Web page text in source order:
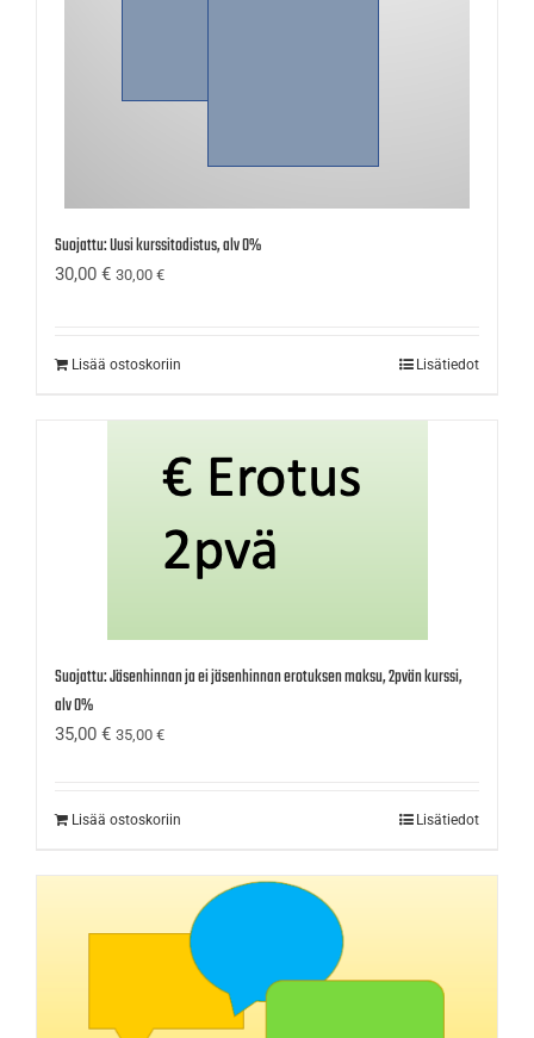
Suojattu: Uusi kurssitodistus, alv 0%
30,00 € 30,00 €
Lisää ostoskoriin Lisätiedot
Suojattu: Jäsenhinnan ja ei jäsenhinnan erotuksen maksu, 2pvän kurssi,
alv 0%
35,00 € 35,00 €
Lisää ostoskoriin Lisätiedot